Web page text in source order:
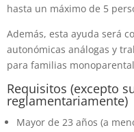
hasta un máximo de 5
Además, esta ayuda será
autonómicas análogas y
para familias
Requisitos (excepto
reglamentariamente)
Mayor de 23 años (a